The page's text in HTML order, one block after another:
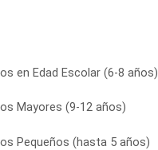
en Edad Escolar (6-8 años)
Mayores (9-12 años)
Pequeños (hasta 5 años)